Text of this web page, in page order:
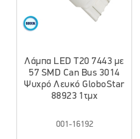
Λάμπα LED T20 7443 με
57 SMD Can Bus 3014
Ψυχρό Λευκό GloboStar
88923 1τμχ
001-16192